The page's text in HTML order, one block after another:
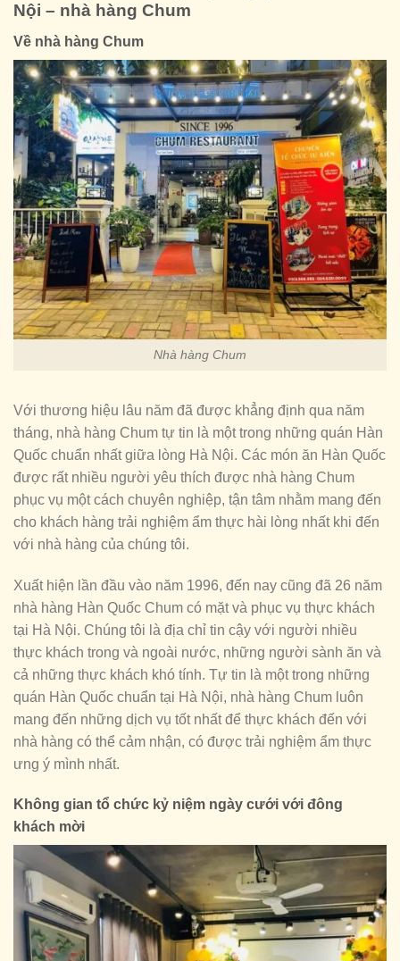
Nội – nhà hàng Chum
Về nhà hàng Chum
Nhà hàng Chum
Với thương hiệu lâu năm đã được khẳng định qua năm
tháng, nhà hàng Chum tự tin là một trong những quán Hàn
Quốc chuẩn nhất giữa lòng Hà Nội. Các món ăn Hàn Quốc
được rất nhiều người yêu thích được nhà hàng Chum
phục vụ một cách chuyên nghiệp, tận tâm nhằm mang đến
cho khách hàng trải nghiệm ẩm thực hài lòng nhất khi đến
với nhà hàng của chúng tôi.
Xuất hiện lần đầu vào năm 1996, đến nay cũng đã 26 năm
nhà hàng Hàn Quốc Chum có mặt và phục vụ thực khách
tại Hà Nội. Chúng tôi là địa chỉ tin cậy với người nhiều
thực khách trong và ngoài nước, những người sành ăn và
cả những thực khách khó tính. Tự tin là một trong những
quán Hàn Quốc chuẩn tại Hà Nội, nhà hàng Chum luôn
mang đến những dịch vụ tốt nhất để thực khách đến với
nhà hàng có thể cảm nhận, có được trải nghiệm ẩm thực
ưng ý mình nhất.
Không gian tổ chức kỷ niệm ngày cưới với đông
khách mời